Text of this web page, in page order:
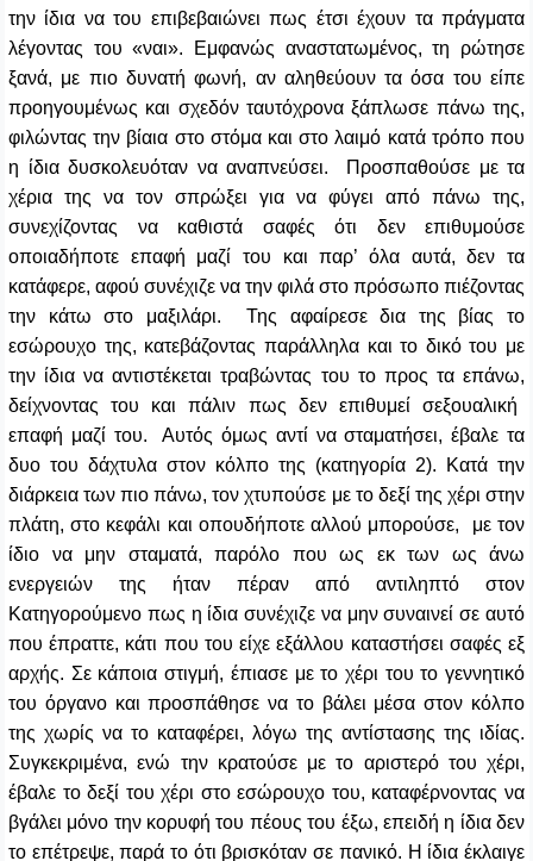
την ίδια να του επιβεβαιώνει πως έτσι έχουν τα πράγματα
λέγοντας του «ναι». Εμφανώς αναστατωμένος, τη ρώτησε
ξανά, με πιο δυνατή φωνή, αν αληθεύουν τα όσα του είπε
προηγουμένως και σχεδόν ταυτόχρονα ξάπλωσε πάνω της,
φιλώντας την βίαια στο στόμα και στο λαιμό κατά τρόπο που
η ίδια δυσκολευόταν να αναπνεύσει.
Προσπαθούσε με τα
χέρια της να τον σπρώξει για να φύγει από πάνω της,
συνεχίζοντας να καθιστά σαφές ότι δεν επιθυμούσε
οποιαδήποτε επαφή μαζί του και παρ’ όλα αυτά, δεν τα
κατάφερε, αφού συνέχιζε να την φιλά στο πρόσωπο πιέζοντας
την κάτω στο μαξιλάρι. Της αφαίρεσε δια της βίας το
εσώρουχο της, κατεβάζοντας παράλληλα και το δικό του με
την ίδια να αντιστέκεται τραβώντας του το προς τα επάνω,
δείχνοντας του και πάλιν πως δεν επιθυμεί σεξουαλική
επαφή μαζί του. Αυτός όμως αντί να σταματήσει, έβαλε τα
δυο του δάχτυλα στον κόλπο της (κατηγορία 2). Κατά την
διάρκεια των πιο πάνω, τον χτυπούσε με το δεξί της χέρι στην
πλάτη, στο κεφάλι και οπουδήποτε αλλού μπορούσε, με τον
ίδιο να μην σταματά, παρόλο που ως εκ των ως άνω
ενεργειών της ήταν πέραν από αντιληπτό στον
Κατηγορούμενο πως η ίδια συνέχιζε να μην συναινεί σε αυτό
που έπραττε, κάτι που του είχε εξάλλου καταστήσει σαφές εξ
αρχής. Σε κάποια στιγμή, έπιασε με το χέρι του το γεννητικό
του όργανο και προσπάθησε να το βάλει μέσα στον κόλπο
της χωρίς να το καταφέρει, λόγω της αντίστασης της ιδίας.
Συγκεκριμένα, ενώ την κρατούσε με το αριστερό του χέρι,
έβαλε το δεξί του χέρι στο εσώρουχο του, καταφέρνοντας να
βγάλει μόνο την κορυφή του πέους του έξω, επειδή η ίδια δεν
το επέτρεψε, παρά το ότι βρισκόταν σε πανικό. Η ίδια έκλαιγε